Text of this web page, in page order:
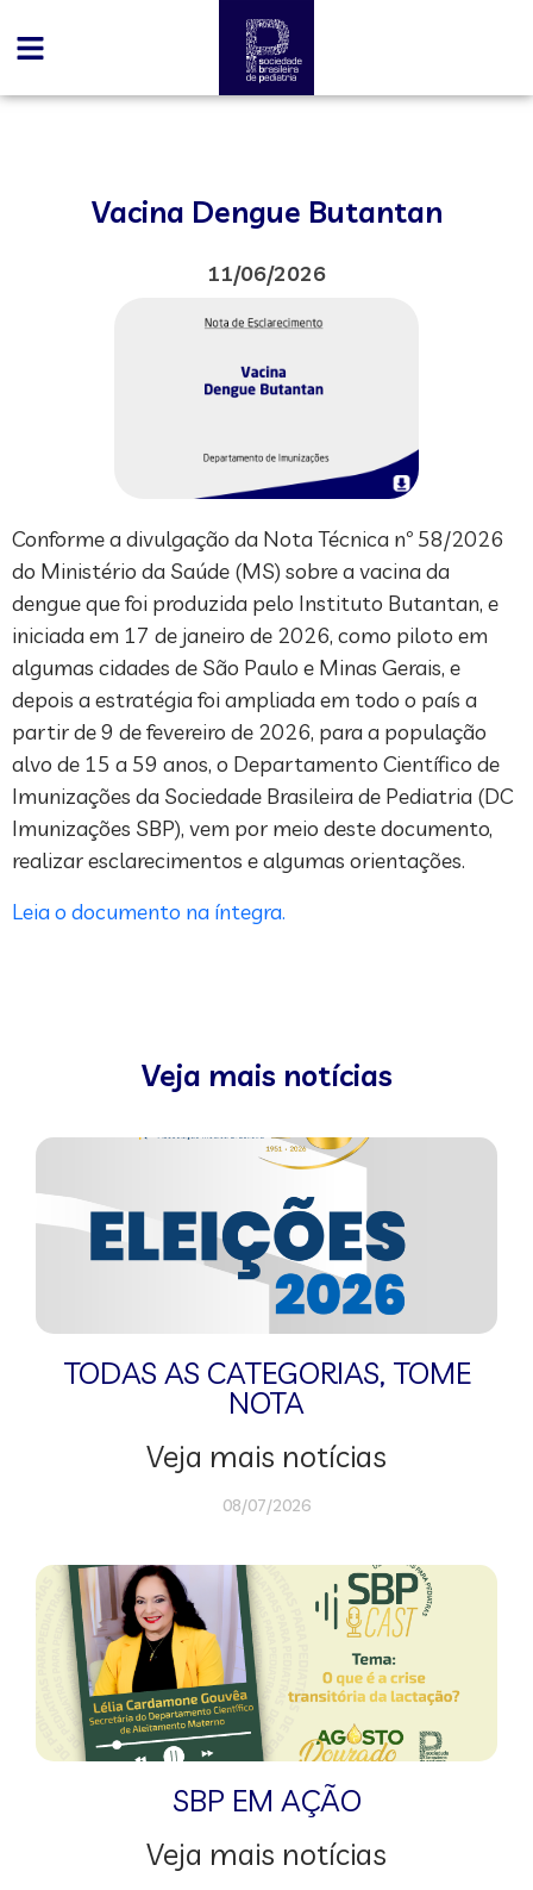
Vacina Dengue Butantan
11/06/2026
Conforme a divulgação da Nota Técnica nº 58/2026
do Ministério da Saúde (MS) sobre a vacina da
dengue que foi produzida pelo Instituto Butantan, e
iniciada em 17 de janeiro de 2026, como piloto em
algumas cidades de São Paulo e Minas Gerais, e
depois a estratégia foi ampliada em todo o país a
partir de 9 de fevereiro de 2026, para a população
alvo de 15 a 59 anos, o Departamento Científico de
Imunizações da Sociedade Brasileira de Pediatria (DC
Imunizações SBP), vem por meio deste documento,
realizar esclarecimentos e algumas orientações.
Leia o documento na íntegra.
Veja mais notícias
TODAS AS CATEGORIAS, TOME
NOTA
Veja mais notícias
08/07/2026
SBP EM AÇÃO
Veja mais notícias